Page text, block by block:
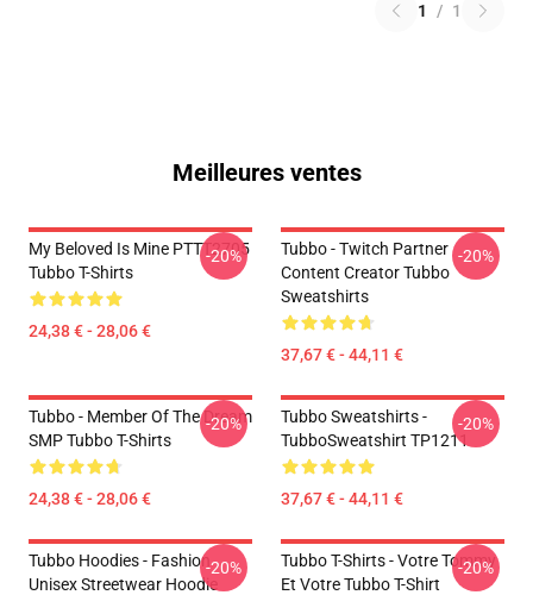
1 / 1
Meilleures ventes
My Beloved Is Mine PTTT2705
Tubbo T-Shirts
24,38 € - 28,06 €
-20%
Tubbo - Twitch Partner
Content Creator Tubbo
Sweatshirts
37,67 € - 44,11 €
-20%
Tubbo - Member Of The Dream
SMP Tubbo T-Shirts
24,38 € - 28,06 €
-20%
Tubbo Sweatshirts -
TubboSweatshirt TP1211
37,67 € - 44,11 €
-20%
Tubbo Hoodies - Fashion
Unisex Streetwear Hoodie
-20%
Tubbo T-Shirts - Votre Tommy
Et Votre Tubbo T-Shirt
-20%